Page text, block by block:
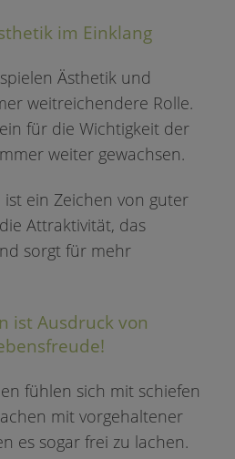
im Einklang
Ästhetik und
weitreichendere Rolle.
für die Wichtigkeit der
weiter gewachsen.
ist ein Zeichen von guter
Attraktivität, das
sorgt für mehr
ist Ausdruck von
fühlen sich mit schiefen
mit vorgehaltener
es sogar frei zu lachen.